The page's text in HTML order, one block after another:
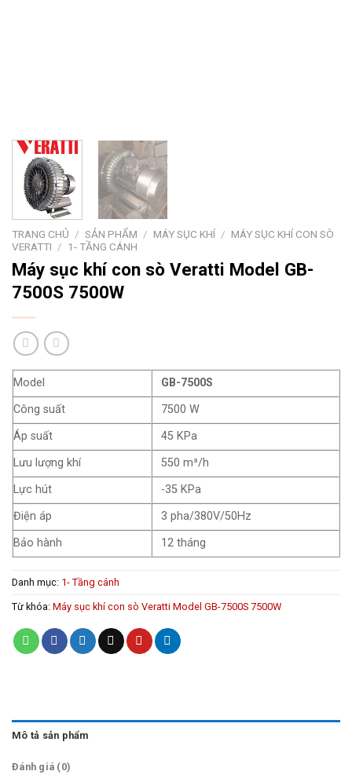
TRANG CHỦ / SẢN PHẨM / MÁY SỤC KHÍ / MÁY SỤC KHÍ CON SÒ
VERATTI / 1- TẦNG CÁNH
Máy sục khí con sò Veratti Model GB-
7500S 7500W
Model
GB-7500S
Công suất
7500 W
Áp suất
45 KPa
Lưu lượng khí
550 m³/h
Lực hút
-35 KPa
Điện áp
3 pha/380V/50Hz
Bảo hành
12 tháng
Danh mục: 1- Tầng cánh
Từ khóa: Máy sục khí con sò Veratti Model GB-7500S 7500W
Mô tả sản phẩm
Đánh giá (0)